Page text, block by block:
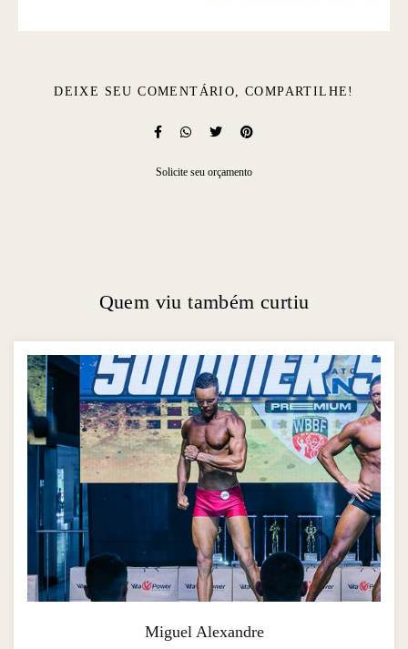
DEIXE SEU COMENTÁRIO, COMPARTILHE!
Solicite seu orçamento
Quem viu também curtiu
Miguel Alexandre